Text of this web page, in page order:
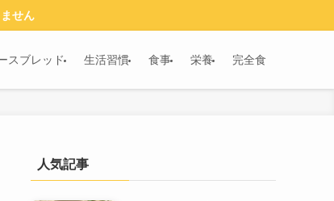
せん
スブレッド 生活習慣 食事 栄養 完全食
人気記事